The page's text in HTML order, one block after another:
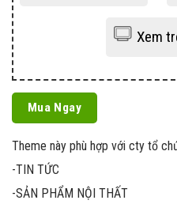
Xem
Mua Ngay
Theme này phù hợp với cty tổ
-TIN TỨC
-SẢN PHẨM NỘI THẤT